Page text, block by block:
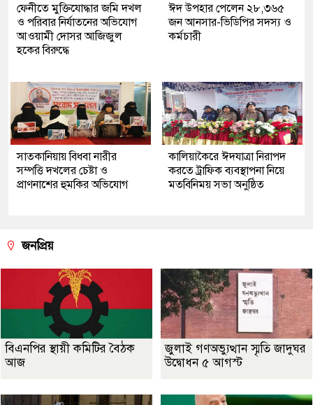
ফেনীতে মুক্তিযোদ্ধার জমি দখল
ও পরিবার নির্যাতনের অভিযোগ
আওয়ামী দোসর আজিজুল
হকের বিরুদ্ধে
ঈদ উপহার পেলেন ২৮,৩৬৫
জন আনসার-ভিডিপির সদস্য ও
কর্মচারী
সাতকানিয়ায় বিধবা নারীর
সম্পত্তি দখলের চেষ্টা ও
প্রাণনাশের হুমকির অভিযোগ
কালিয়াকৈরে ঈদযাত্রা নিরাপদ
করতে ট্রাফিক ব্যবস্থাপনা নিয়ে
মতবিনিময় সভা অনুষ্ঠিত
জনপ্রিয়
বিএনপির স্থায়ী কমিটির বৈঠক
আজ
জুলাই গণঅভ্যুত্থান স্মৃতি জাদুঘর
উদ্বোধন ৫ আগস্ট